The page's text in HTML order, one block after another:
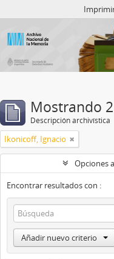
Mostrando
Descripción archivística
Ikonicoff, Ignacio
Opciones
Encontrar resultados con :
Añadir nuevo criterio